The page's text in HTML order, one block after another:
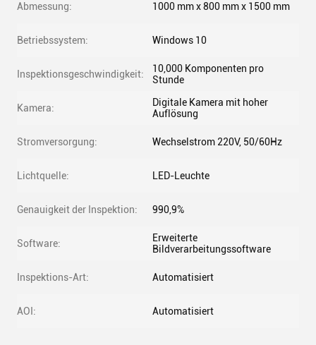
Abmessung: 1000 mm x 800 mm x 1500 mm
Betriebssystem: Windows 10
Inspektionsgeschwindigkeit:
10,000 Komponenten pro
Stunde
Kamera:
Digitale Kamera mit hoher
Auflösung
Stromversorgung: Wechselstrom 220V, 50/60Hz
Lichtquelle: LED-Leuchte
Genauigkeit der Inspektion: 990,9%
Software:
Erweiterte
Bildverarbeitungssoftware
Inspektions-Art: Automatisiert
AOI: Automatisiert